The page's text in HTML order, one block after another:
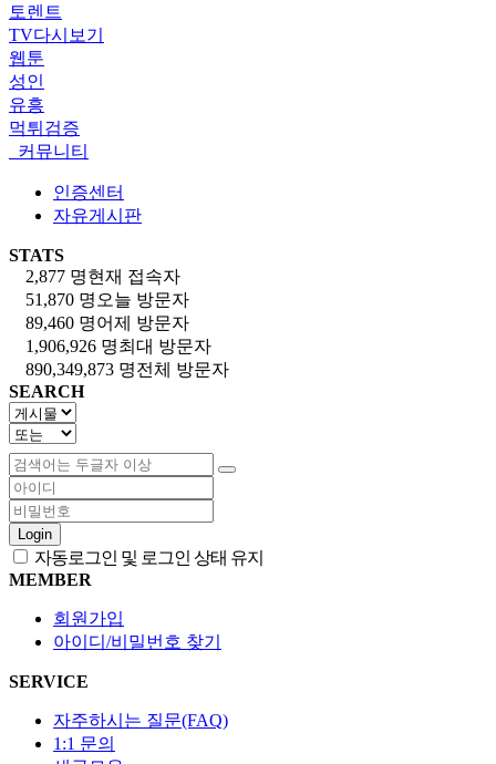
토렌트
TV다시보기
웹툰
성인
유흥
먹튀검증
커뮤니티
인증센터
자유게시판
STATS
2,877 명현재 접속자
51,870 명 오늘 방문자
89,460 명어제 방문자
1,906,926 명최대 방문자
890,349,873 명전체 방문자
SEARCH
Login
자동로그인 및 로그인 상태 유지
MEMBER
회원가입
아이디/비밀번호 찾기
SERVICE
자주하시는 질문(FAQ)
1:1 문의